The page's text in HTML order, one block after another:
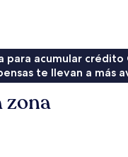
para acumular crédito
te llevan a más
zona